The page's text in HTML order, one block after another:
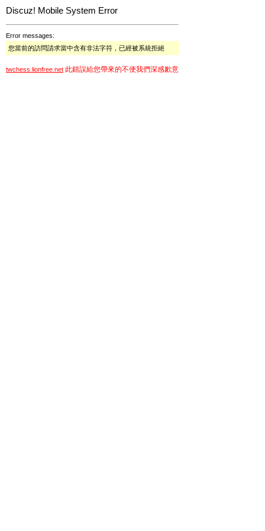
Discuz! Mobile System Error
Error messages:
您當前的訪問請求當中含有非法字符，已經被系統拒絕
twchess.lionfree.net 此錯誤給您帶來的不便我們深感歉意